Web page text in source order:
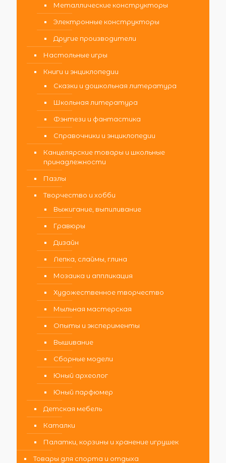
Металлические конструкторы
Электронные конструкторы
Другие производители
Настольные игры
Книги и энциклопедии
Сказки и дошкольная литература
Школьная литература
Фэнтези и фантастика
Справочники и энциклопедии
Канцелярские товары и школьные
принадлежности
Пазлы
Творчество и хобби
Выжигание, выпиливание
Гравюры
Дизайн
Лепка, слаймы, глина
Мозаика и аппликация
Художественное творчество
Мыльная мастерская
Опыты и эксперименты
Вышивание
Сборные модели
Юный археолог
Юный парфюмер
Детская мебель
Каталки
Палатки, корзины и хранение игрушек
Товары для спорта и отдыха